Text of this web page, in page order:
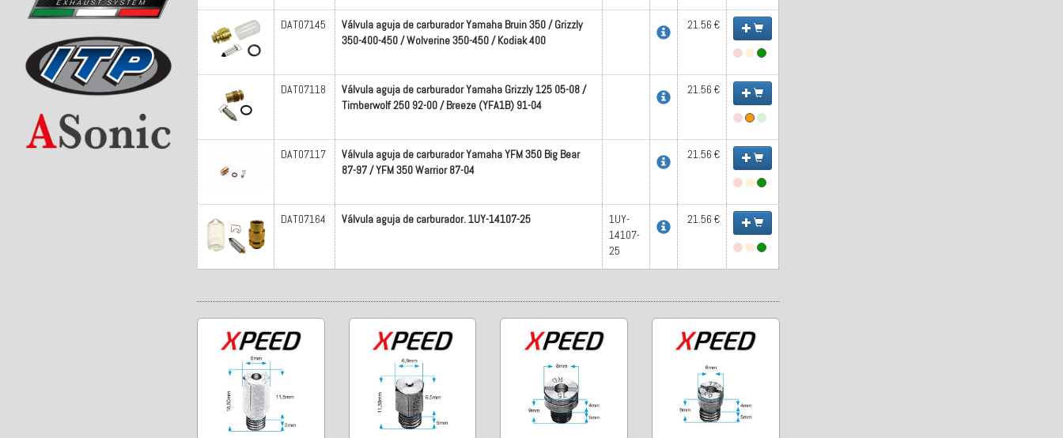
DAT07145
Válvula aguja de carburador Yamaha Bruin 350 / Grizzly
350-400-450 / Wolverine 350-450 / Kodiak 400
21.56 €
DAT07118
Válvula aguja de carburador Yamaha Grizzly 125 05-08 /
Timberwolf 250 92-00 / Breeze (YFA1B) 91-04
21.56 €
DAT07117
Válvula aguja de carburador Yamaha YFM 350 Big Bear
87-97 / YFM 350 Warrior 87-04
21.56 €
DAT07164 Válvula aguja de carburador. 1UY-14107-25
1UY-
14107-
25
21.56 €